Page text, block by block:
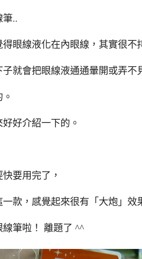
筆..
眼線液化在內眼線，其實很不
就會把眼線液通通暈開或弄不
好介紹一下的。
要用完了，
款，感覺起來很有「大炮」效
筆啦！ 離題了 ^^